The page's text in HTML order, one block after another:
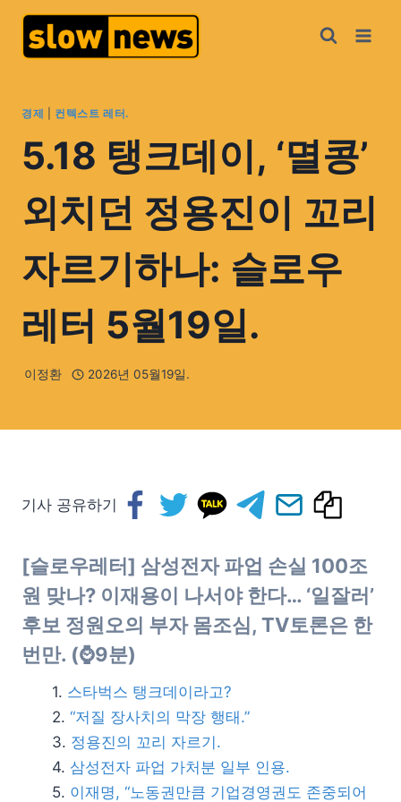
경제 컨텍스트 레터.
5.18 탱크데이, ‘멸콩’
외치던 정용진이 꼬리
자르기하나: 슬로우
레터 5월19일.
이정환 2026년 05월19일.
기사 공유하기
[슬로우레터] 삼성전자 파업 손실 100조
원 맞나? 이재용이 나서야 한다… ‘일잘러’
후보 정원오의 부자 몸조심, TV토론은 한
번만. (⌚9분)
스타벅스 탱크데이라고?
“저질 장사치의 막장 행태.”
정용진의 꼬리 자르기.
삼성전자 파업 가처분 일부 인용.
이재명, “노동권만큼 기업경영권도 존중되어